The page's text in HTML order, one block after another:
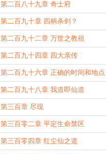
第二百八十九章 奇士府
第二百九十章 四柄杀剑？
第二百九十二章 万世之教祖
第二百九十四章 四大亲传
第二百九十六章 正确的时间和地点
第二百九十八章 我道即仙道
第三百章 尽现
第三百零二章 平定生命禁区
第三百零四章 红尘仙之道